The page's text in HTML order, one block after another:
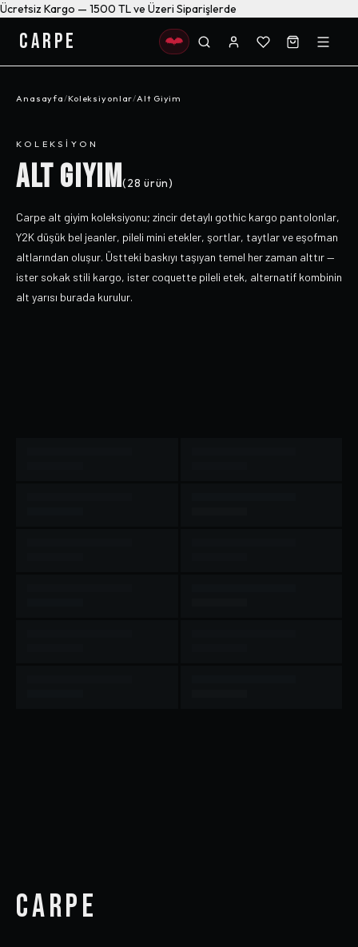
Ücretsiz Kargo — 1500 TL ve Üzeri Siparişlerde
CARPE
Anasayfa/Koleksiyonlar/Alt Giyim
KOLEKSIYON
ALT GIYIM(28 ürün)
Carpe alt giyim koleksiyonu; zincir detaylı gothic kargo pantolonlar,
Y2K düşük bel jeanler, pileli mini etekler, şortlar, taytlar ve eşofman
altlarından oluşur. Üstteki baskıyı taşıyan temel her zaman alttır —
ister sokak stili kargo, ister coquette pileli etek, alternatif kombinin
alt yarısı burada kurulur.
CARPE